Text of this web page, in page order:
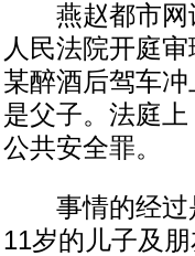
燕赵都市网讯
人民法院开庭
某醉酒后驾车
是父子。法庭
公共安全罪。
事情的经过是
11岁的儿子及